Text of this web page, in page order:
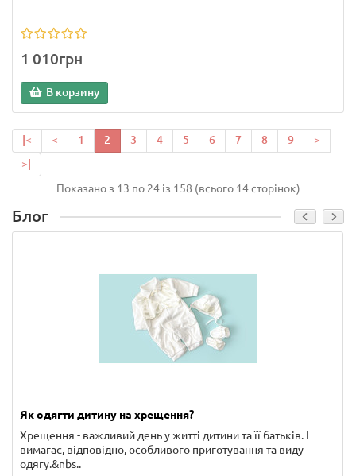
1 010грн
В корзину
|< < 1 2 3 4 5 6 7 8 9
>
>|
Показано з 13 по 24 із 158 (всього 14 сторінок)
Блог
Як одягти дитину на хрещення?
Хрещення - важливий день у житті дитини та її батьків. І
вимагає, відповідно, особливого приготування та виду
одягу.&nbs..